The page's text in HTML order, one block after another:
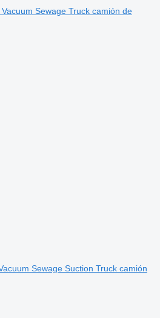
Sewage Truck camión de
Sewage Suction Truck camión